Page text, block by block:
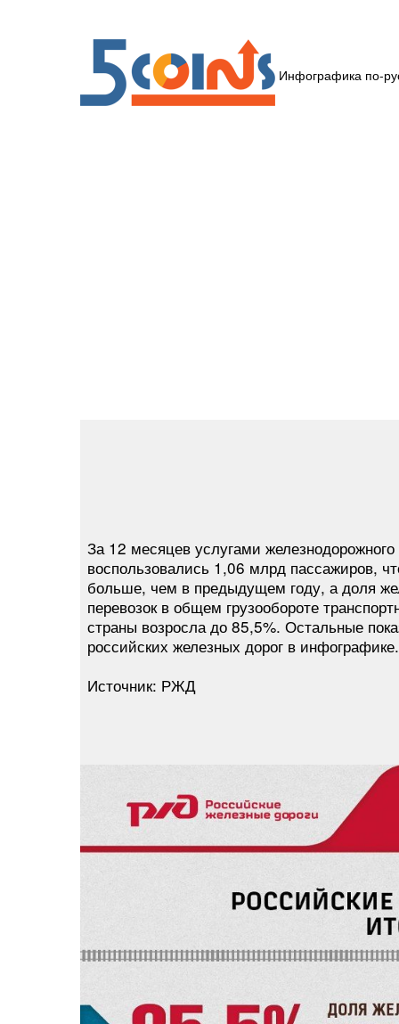
Инфографика по-
За 12 месяцев услугами железнодорожного
воспользовались 1,06 млрд пассажиров,
больше, чем в предыдущем году, а доля
перевозок в общем грузообороте
страны возросла до 85,5%. Остальные
российских железных дорог в инфографике.
Источник: РЖД